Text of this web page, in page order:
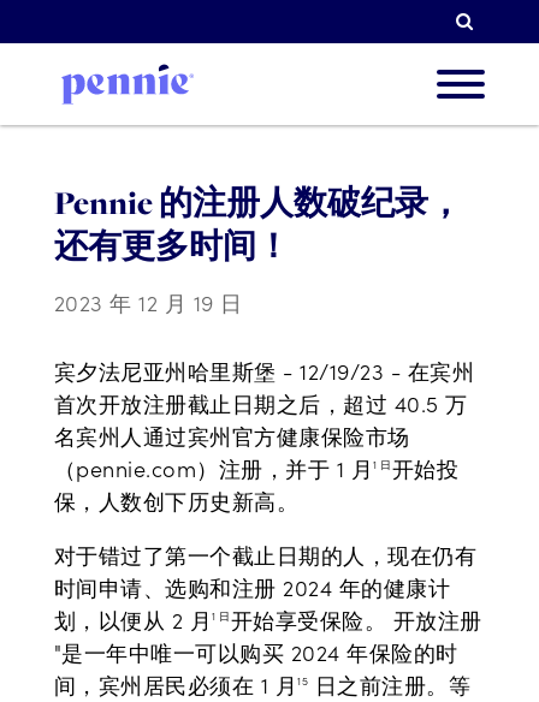
合作
资源
Pennie 的注册人数破纪录，
还有更多时间！
2023 年 12 月 19 日
宾夕法尼亚州哈里斯堡 - 12/19/23 - 在宾州
首次开放注册截止日期之后，超过 40.5 万
名宾州人通过宾州官方健康保险市场
（pennie.com）注册，并于 1 月1 日开始投
保，人数创下历史新高。
对于错过了第一个截止日期的人，现在仍有
时间申请、选购和注册 2024 年的健康计
划，以便从 2 月1 日开始享受保险。 开放注册
"是一年中唯一可以购买 2024 年保险的时
间，宾州居民必须在 1 月15
日之前注册。等